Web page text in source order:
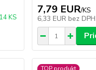
KS
7,79 EUR/KS
6,33 EUR bez DPH